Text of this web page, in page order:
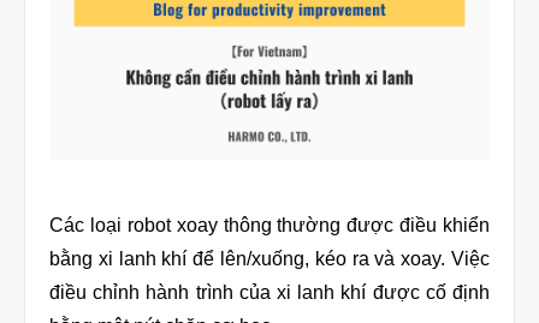
Download document
Product site [↗]
Các loại robot xoay thông thường được điều khiển
bằng xi lanh khí để lên/xuống, kéo ra và xoay. Việc
điều chỉnh hành trình của xi lanh khí được cố định